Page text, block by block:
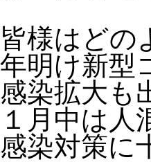
皆様はどの
年明け新型
感染拡大も
１月中は
感染対策に